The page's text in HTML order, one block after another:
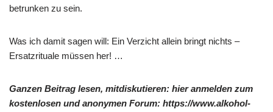
betrunken zu sein.
Was ich damit sagen will: Ein Verzicht allein bringt nichts –
Ersatzrituale müssen her! …
Ganzen Beitrag lesen, mitdiskutieren: hier anmelden zum
kostenlosen und anonymen Forum: https://www.alkohol-